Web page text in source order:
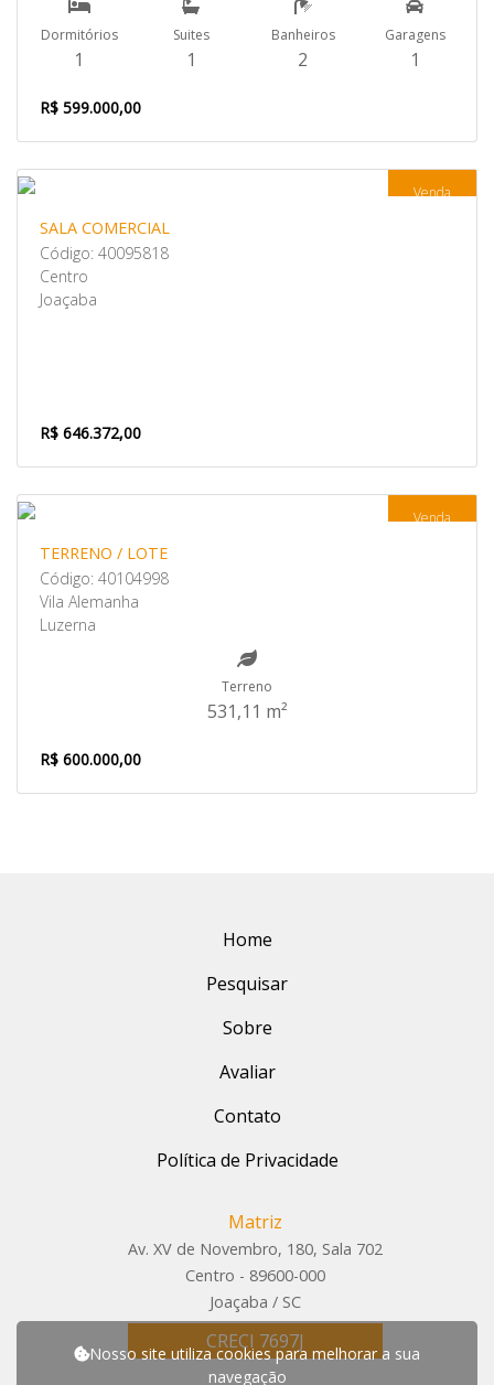
Dormitórios
1
Suites
1
Banheiros
2
Garagens
1
R$ 599.000,00
Venda
SALA COMERCIAL
Código: 40095818
Centro
Joaçaba
R$ 646.372,00
Venda
TERRENO / LOTE
Código: 40104998
Vila Alemanha
Luzerna
Terreno
531,11 m²
R$ 600.000,00
Nosso site utiliza cookies para melhorar a sua
navegação
Home
Pesquisar
Sobre
Avaliar
Contato
Política de Privacidade
Matriz
Av. XV de Novembro, 180, Sala 702
Centro - 89600-000
Joaçaba / SC
CRECI 7697J